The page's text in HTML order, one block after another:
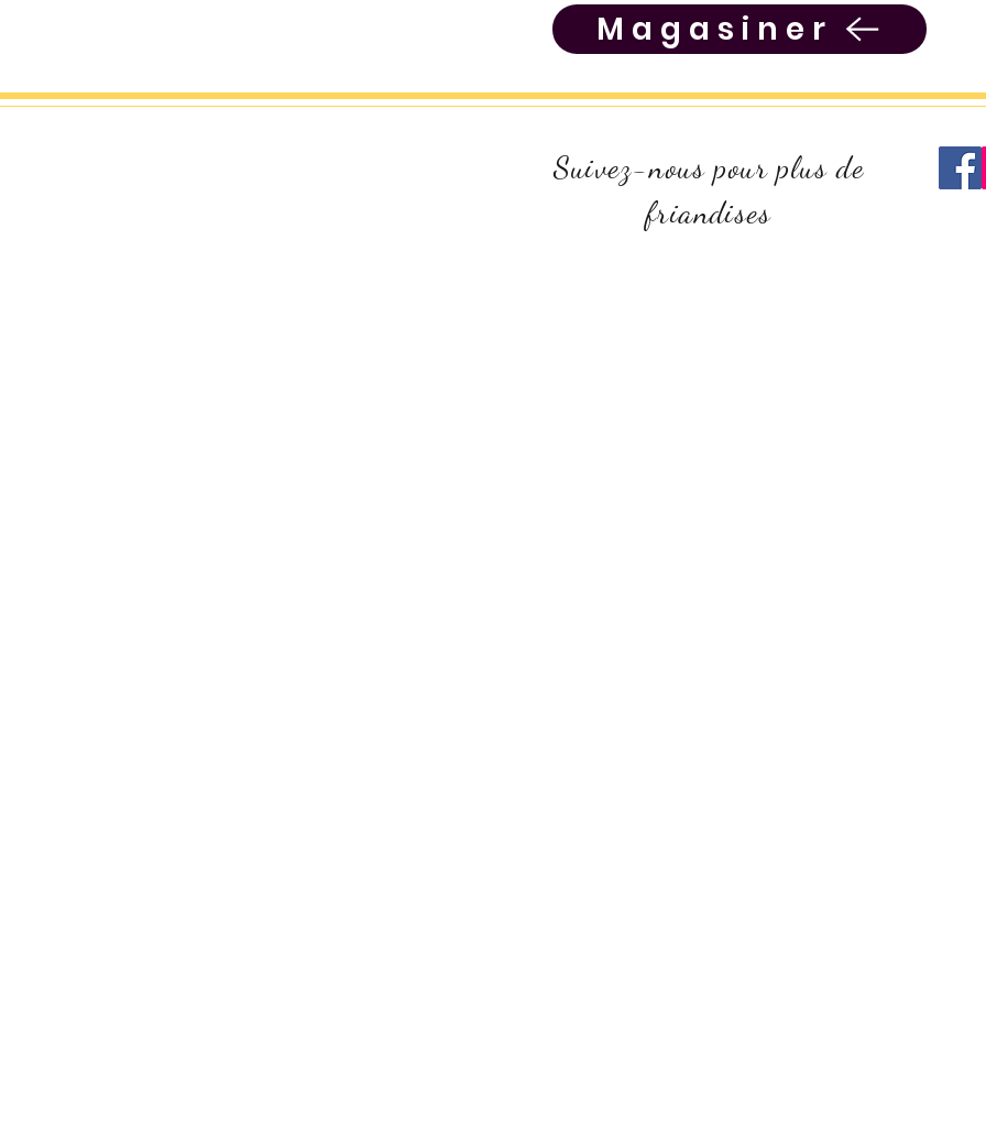
Magasiner
Suivez-nous pour plus de
friandises